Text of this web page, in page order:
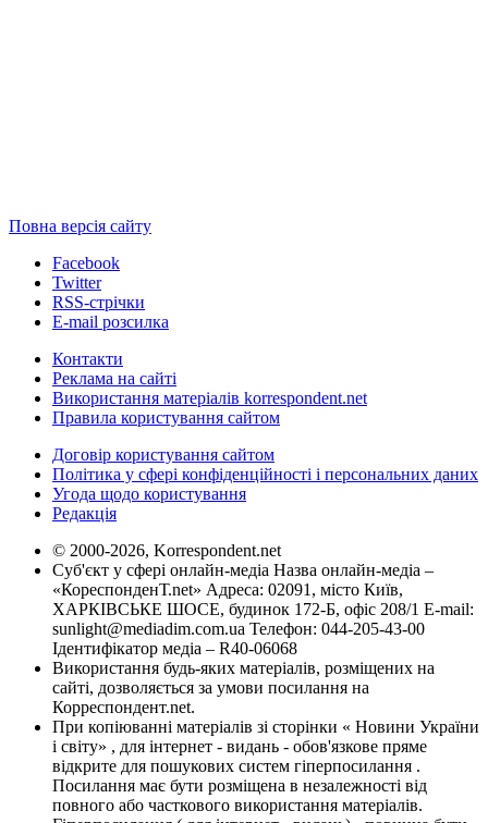
Повна версія сайту
Facebook
Twitter
RSS-стрічки
E-mail розсилка
Контакти
Реклама на сайті
Використання матеріалів korrespondent.net
Правила користування сайтом
Договір користування сайтом
Політика у сфері конфіденційності і персональних даних
Угода щодо користування
Редакція
© 2000-2026, Korrespondent.net
Суб'єкт у сфері онлайн-медіа Назва онлайн-медіа –
«КореспонденТ.net» Адреса: 02091, місто Київ,
ХАРКІВСЬКЕ ШОСЕ, будинок 172-Б, офіс 208/1 E-mail:
sunlight@mediadim.com.ua Телефон: 044-205-43-00
Ідентифікатор медіа – R40-06068
Використання будь-яких матеріалів, розміщених на
сайті, дозволяється за умови посилання на
Корреспондент.net.
При копіюванні матеріалів зі сторінки « Новини України
і світу» , для інтернет - видань - обов'язкове пряме
відкрите для пошукових систем гіперпосилання .
Посилання має бути розміщена в незалежності від
повного або часткового використання матеріалів.